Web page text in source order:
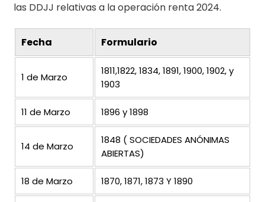
las DDJJ relativas a la operación renta 2024.
Fecha Formulario
1 de Marzo
1811,1822, 1834, 1891, 1900, 1902, y
1903
11 de Marzo 1896 y 1898
14 de Marzo
1848 ( SOCIEDADES ANÓNIMAS
ABIERTAS)
18 de Marzo 1870, 1871, 1873 Y 1890